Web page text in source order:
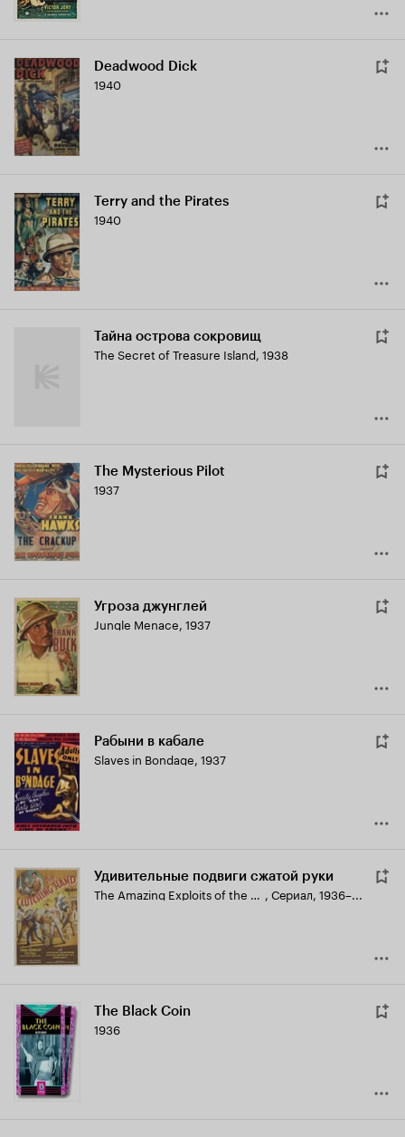
Deadwood Dick
1940
Terry and the Pirates
1940
Тайна острова сокровищ
The Secret of Treasure Island, 1938
The Mysterious Pilot
1937
Угроза джунглей
Jungle Menace, 1937
Рабыни в кабале
Slaves in Bondage, 1937
Удивительные подвиги сжатой руки
The Amazing Exploits of the Clutching Hand , Сериал, 1936–...
The Black Coin
1936